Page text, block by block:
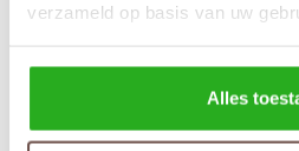
verzameld op basis van uw
Alles